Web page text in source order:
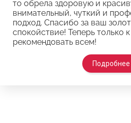
то обрела здоровую и
внимательный, чуткий и
подход. Спасибо за ваш
спокойствие! Теперь только
рекомендовать всем!
Подробнее